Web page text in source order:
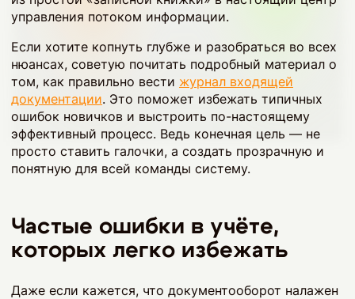
управления потоком информации.
Если хотите копнуть глубже и разобраться во всех
нюансах, советую почитать подробный материал о
том, как правильно вести журнал входящей
документации. Это поможет избежать типичных
ошибок новичков и выстроить по-настоящему
эффективный процесс. Ведь конечная цель — не
просто ставить галочки, а создать прозрачную и
понятную для всей команды систему.
Частые ошибки в учёте,
которых легко избежать
Даже если кажется, что документооборот налажен